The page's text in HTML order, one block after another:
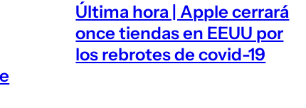
Última hora | Apple cerrará
once tiendas en EEUU por
los rebrotes de covid-19